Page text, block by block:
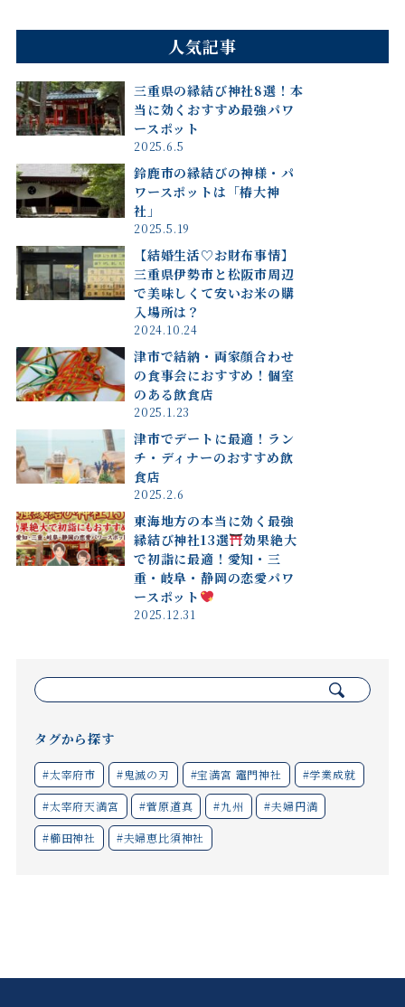
人気記事
三重県の縁結び神社8選！本
当に効くおすすめ最強パワ
ースポット
2025.6.5
鈴鹿市の縁結びの神様・パ
ワースポットは「椿大神
社」
2025.5.19
【結婚生活♡お財布事情】
三重県伊勢市と松阪市周辺
で美味しくて安いお米の購
入場所は？
2024.10.24
津市で結納・両家顔合わせ
の食事会におすすめ！個室
のある飲食店
2025.1.23
津市でデートに最適！ラン
チ・ディナーのおすすめ飲
食店
2025.2.6
東海地方の本当に効く最強
縁結び神社13選
効果絶大
で初詣に最適！愛知・三
重・岐阜・静岡の恋愛パワ
ースポット
2025.12.31
索:
タグから探す
#太宰府市 #鬼滅の刃 #宝満宮 竈門神社 #学業成就
#太宰府天満宮 #菅原道真 #九州 #夫婦円満
#櫛田神社 #夫婦恵比須神社